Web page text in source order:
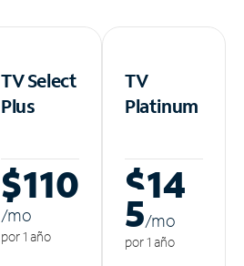
TV Select
Plus
$110
/mo
por 1 año
TV
Platinum
$14
5/mo
por 1 año